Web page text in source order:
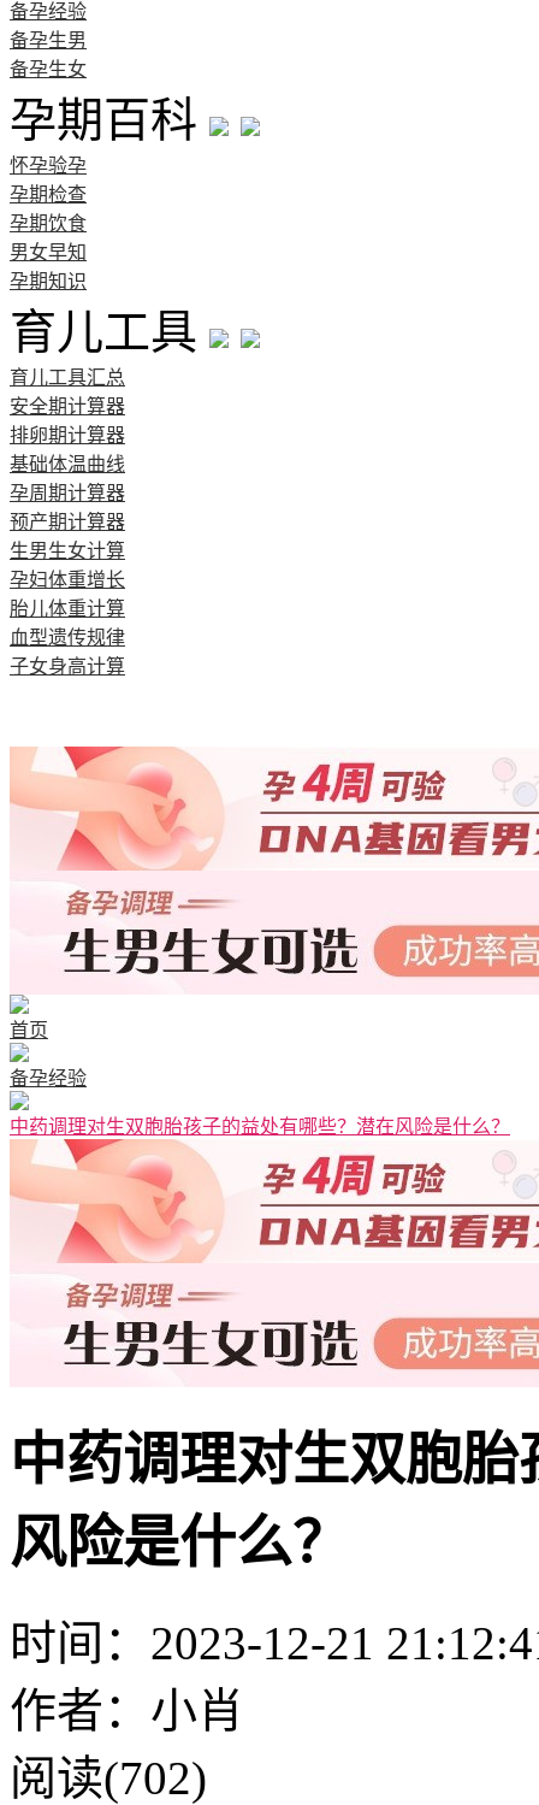
备孕经验
备孕生男
备孕生女
孕期百科
怀孕验孕
孕期检查
孕期饮食
男女早知
孕期知识
育儿工具
育儿工具汇总
安全期计算器
排卵期计算器
基础体温曲线
孕周期计算器
预产期计算器
生男生女计算
孕妇体重增长
胎儿体重计算
血型遗传规律
子女身高计算
首页
备孕经验
中药调理对生双胞胎孩子的益处有哪些？潜在风险是什么？
中药调理对生双胞
风险是什么？
时间：2023-12-21
作者：小肖
阅读(702)